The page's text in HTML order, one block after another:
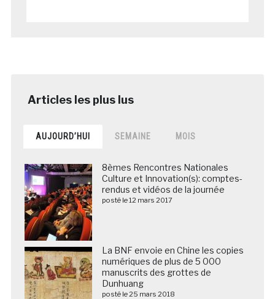
AUJOURD’HUI SEMAINE MOIS
8èmes Rencontres Nationales
Culture et Innovation(s): comptes-
rendus et vidéos de la journée
posté le 12 mars 2017
La BNF envoie en Chine les copies
numériques de plus de 5 000
manuscrits des grottes de
Dunhuang
posté le 25 mars 2018